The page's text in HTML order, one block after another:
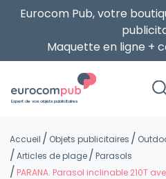
Eurocom Pub, votre
Maquette en ligne +
Expert de vos objets publicitaires
Accueil Objets publicitaires
Articles de plage
Parasols
PARANA. Parasol inclinable 210T